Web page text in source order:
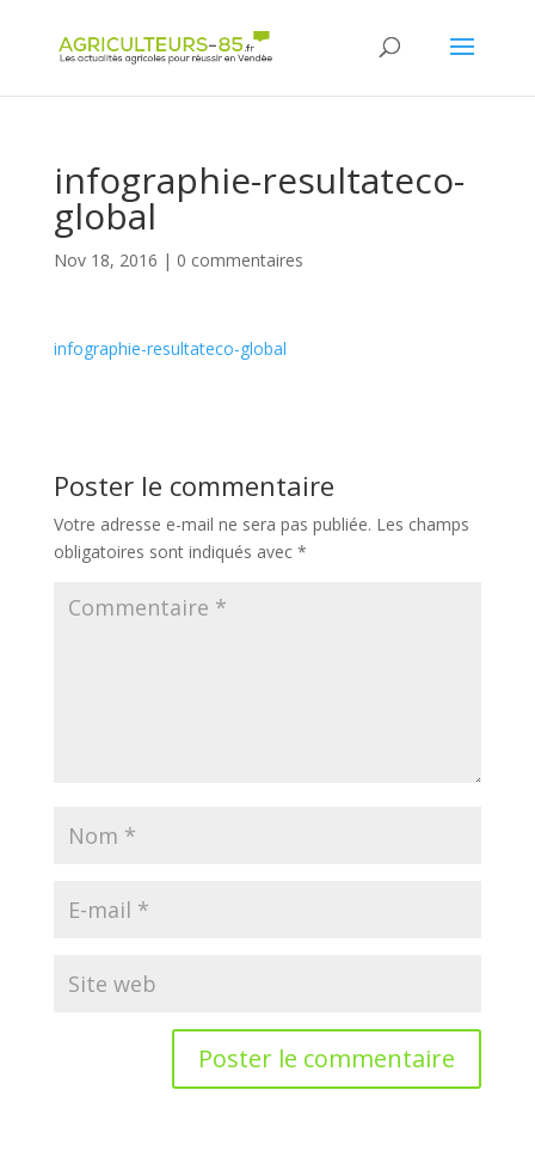
infographie-resultateco-
global
Nov 18, 2016 | 0 commentaires
infographie-resultateco-global
Poster le commentaire
Votre adresse e-mail ne sera pas publiée. Les champs
obligatoires sont indiqués avec *